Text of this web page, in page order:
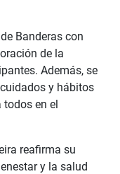
Banderas con
de la
Además, se
y hábitos
en el
reafirma su
y la salud